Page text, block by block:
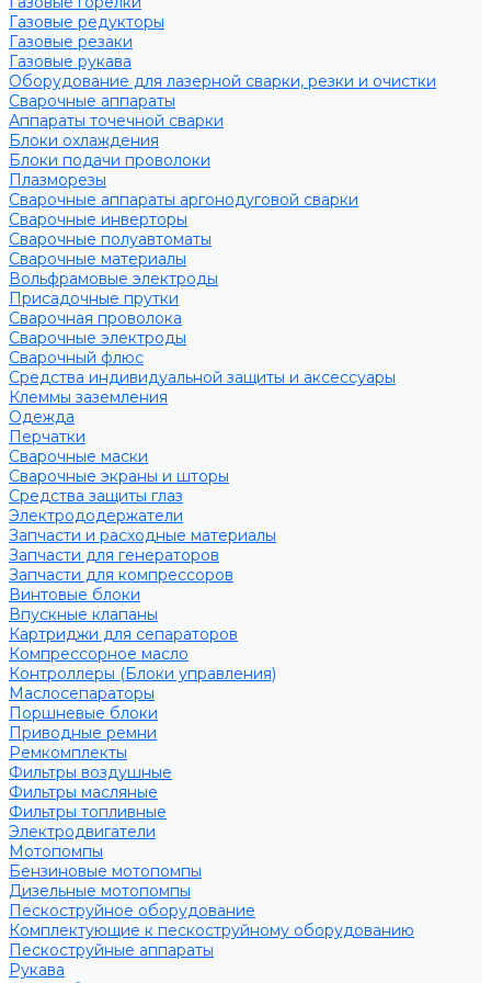
Газовые редукторы
Газовые резаки
Газовые рукава
Оборудование для лазерной сварки, резки и очистки
Сварочные аппараты
Аппараты точечной сварки
Блоки охлаждения
Блоки подачи проволоки
Плазморезы
Сварочные аппараты аргонодуговой сварки
Сварочные инверторы
Сварочные полуавтоматы
Сварочные материалы
Вольфрамовые электроды
Присадочные прутки
Сварочная проволока
Сварочные электроды
Сварочный флюс
Средства индивидуальной защиты и аксессуары
Клеммы заземления
Одежда
Перчатки
Сварочные маски
Сварочные экраны и шторы
Средства защиты глаз
Электрододержатели
Запчасти и расходные материалы
Запчасти для генераторов
Запчасти для компрессоров
Винтовые блоки
Впускные клапаны
Картриджи для сепараторов
Компрессорное масло
Контроллеры (Блоки управления)
Маслосепараторы
Поршневые блоки
Приводные ремни
Ремкомплекты
Фильтры воздушные
Фильтры масляные
Фильтры топливные
Электродвигатели
Мотопомпы
Бензиновые мотопомпы
Дизельные мотопомпы
Пескоструйное оборудование
Комплектующие к пескоструйному оборудованию
Пескоструйные аппараты
Рукава